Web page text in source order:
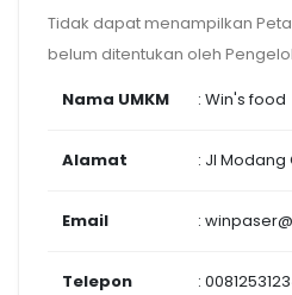
Tidak dapat menampilkan Peta
belum ditentukan oleh
Nama UMKM
: Win's food
Alamat : Jl Modang
Email :
Telepon :